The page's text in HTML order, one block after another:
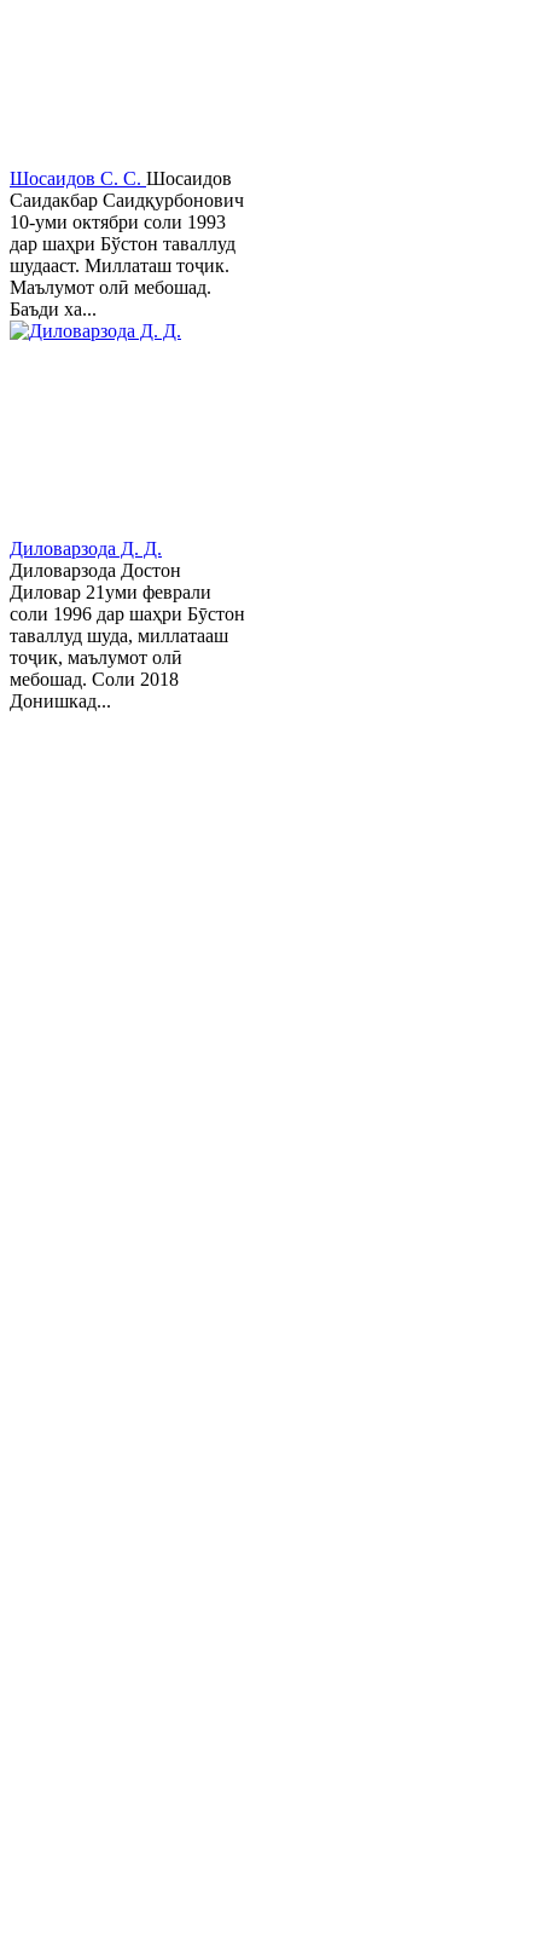
Шосаидов С. С. Шосаидов
Саидакбар Саидқурбонович
10-уми октябри соли 1993
дар шаҳри Бўстон таваллуд
шудааст. Миллаташ тоҷик.
Маълумот олӣ мебошад.
Баъди ха...
Диловарзода Д. Д.
Диловарзода Достон
Диловар 21уми феврали
соли 1996 дар шаҳри Бӯстон
таваллуд шуда, миллатааш
тоҷик, маълумот олӣ
мебошад. Соли 2018
Донишкад...